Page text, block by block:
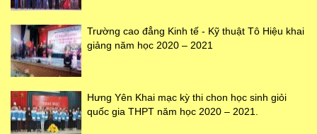
Trường cao đẳng Kinh tế - Kỹ thuật Tô Hiệu khai
giảng năm học 2020 – 2021
Hưng Yên Khai mạc kỳ thi chon học sinh giỏi
quốc gia THPT năm học 2020 – 2021.